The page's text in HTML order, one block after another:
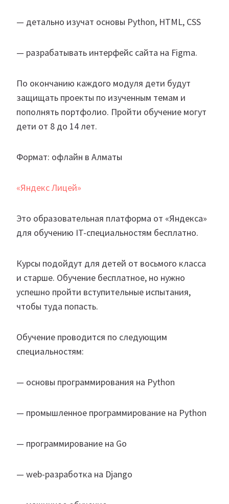
— детально изучат основы Python, HTML, CSS
— разрабатывать интерфейс сайта на Figma.
По окончанию каждого модуля дети будут
защищать проекты по изученным темам и
пополнять портфолио. Пройти обучение могут
дети от 8 до 14 лет.
Формат: офлайн в Алматы
«Яндекс Лицей»
Это образовательная платформа от «Яндекса»
для обучению IT-специальностям бесплатно.
Курсы подойдут для детей от восьмого класса
и старше. Обучение бесплатное, но нужно
успешно пройти вступительные испытания,
чтобы туда попасть.
Обучение проводится по следующим
специальностям:
— основы программирования на Python
— промышленное программирование на Python
— программирование на Go
— web-разработка на Django